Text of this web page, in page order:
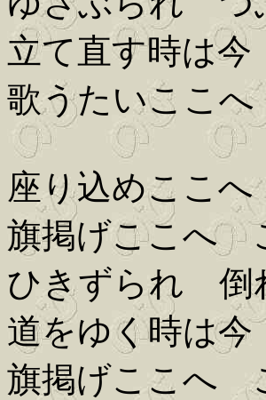
立て直す時は今
歌うたいここ
座り込めここ
旗掲げここへ
ひきずられ 倒
道をゆく時は今
旗掲げここへ